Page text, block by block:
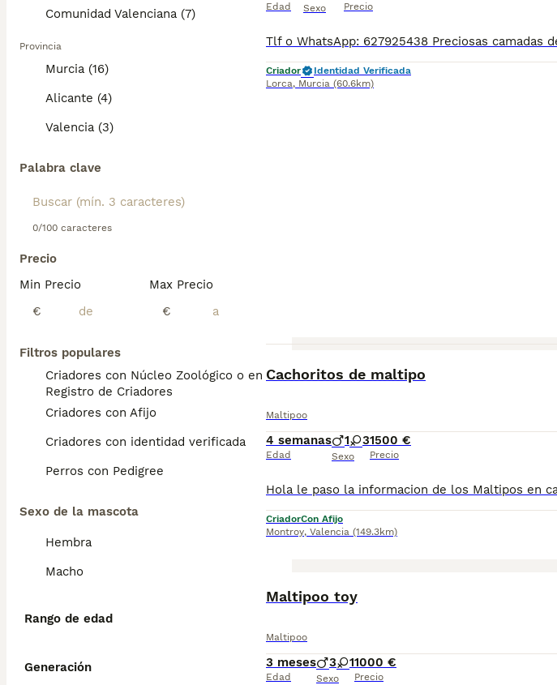
Comunidad Valenciana (7)
Provincia
Murcia (16)
Alicante (4)
Valencia (3)
Palabra clave
0/100 caracteres
Precio
Min Precio
€
Max Precio
€
Filtros populares
Criadores con Núcleo Zoológico o en el
Registro de Criadores
Criadores con Afijo
Criadores con identidad verificada
Perros con Pedigree
Sexo de la mascota
Hembra
Macho
Rango de edad
Generación
Edad Sexo Precio
Criador
Identidad Verificada
Lorca, Murcia (60.6km)
Cachoritos de maltipo
Maltipoo
4 semanas
Edad
1 3
Sexo
1500 €
Precio
CriadorCon Afijo
Montroy, Valencia (149.3km)
Maltipoo toy
Maltipoo
3 meses
Edad
3 1
Sexo
1000 €
Precio